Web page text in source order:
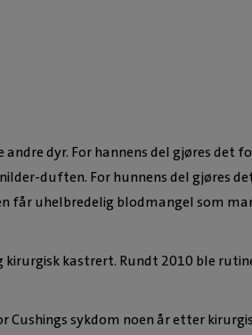
dyr. For hannens del gjøres det
duften. For hunnens del gjøres
uhelbredelig blodmangel som
kastrert. Rundt 2010 ble
sykdom noen år etter